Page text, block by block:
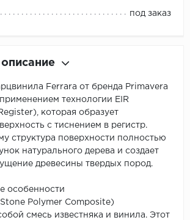
под заказ
Ferrara от бренда Primavera
технологии EIR
которая образует
с тиснением в регистр.
структура поверхности полностью
натурального дерева и создает
древесины твердых пород.
особенности
Polymer Composite)
смесь известняка и винила. Этот